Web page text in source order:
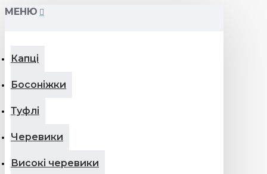
МЕНЮ
Капці
Босоніжки
Туфлі
Черевики
Високі черевики